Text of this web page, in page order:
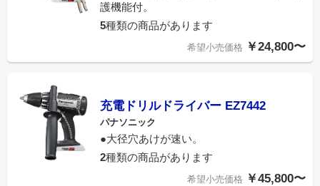
護機能付。
5種類の商品があります
希望小売価格 ￥24,800〜
充電ドリルドライバー EZ7442
パナソニック
●大径穴あけが速い。
2種類の商品があります
希望小売価格 ￥45,800〜